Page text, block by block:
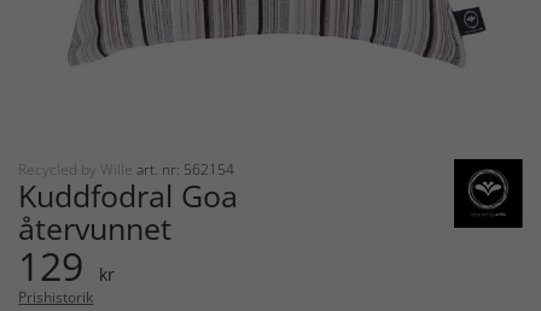
Recycled by Wille art. nr: 562154
Kuddfodral Goa
återvunnet
129 kr
Prishistorik